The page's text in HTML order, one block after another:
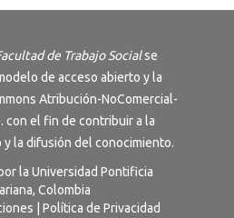
de Trabajo Socialse
de acceso abierto y la
Atribución-NoComercial-
. con el fin de contribuir a la
y la difusión del conocimiento.
la Universidad Pontificia
Colombia
Política de Privacidad